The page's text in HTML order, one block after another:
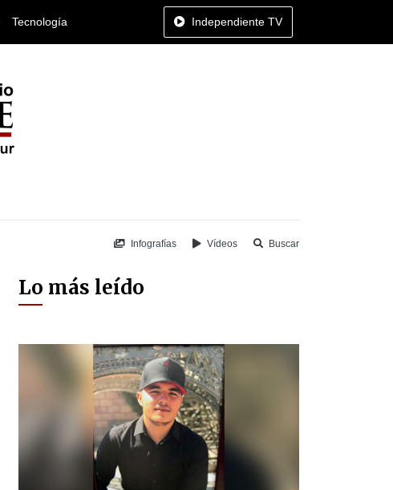
Tecnología Independiente TV
Infografías Vídeos Buscar
Lo más leído